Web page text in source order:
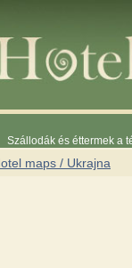
Szállodák és éttermek a
maps / Ukrajna